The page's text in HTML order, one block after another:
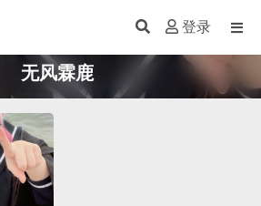
登录
无风霖鹿